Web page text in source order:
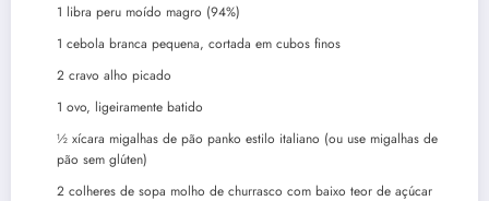
1 libra peru moído magro (94%)
1 cebola branca pequena, cortada em cubos finos
2 cravo alho picado
1 ovo, ligeiramente batido
½ xícara migalhas de pão panko estilo italiano (ou use migalhas de
pão sem glúten)
2 colheres de sopa molho de churrasco com baixo teor de açúcar